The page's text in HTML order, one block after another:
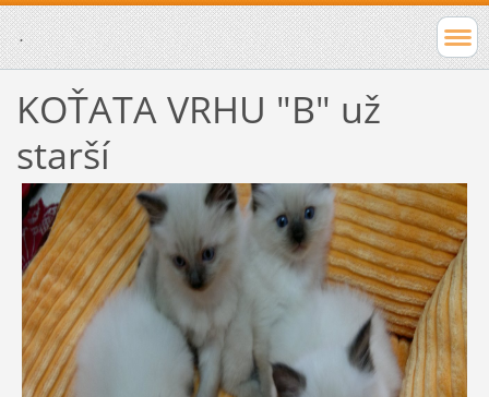
.
KOŤATA VRHU "B" už
starší